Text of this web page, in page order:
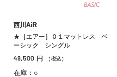
西川AiR
★［エアー］０１マットレス ベ
ーシック シングル
49,500 円 （税込）
在庫：○